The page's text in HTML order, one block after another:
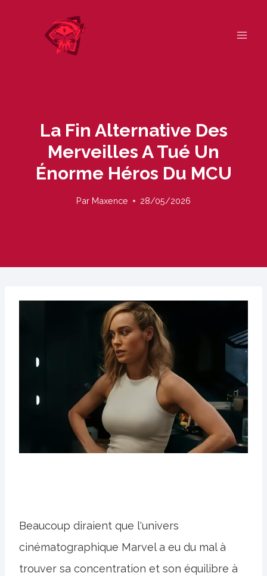
La Fin Alternative Des
Merveilles A Tué Un
Énorme Héros Du MCU
Par Maxence 28/05/2026
Beaucoup diraient que l'univers
cinématographique Marvel a eu du mal à
trouver sa concentration et son équilibre à